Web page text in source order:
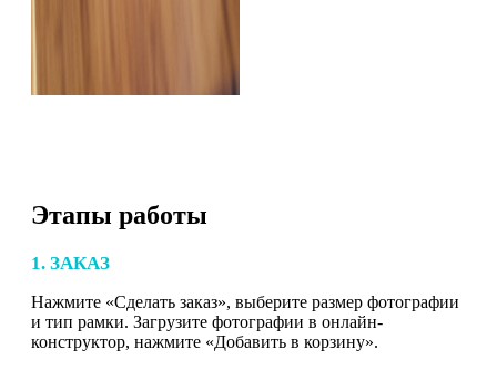
Этапы работы
1. ЗАКАЗ
Нажмите «Сделать заказ», выберите размер фотографии
и тип рамки. Загрузите фотографии в онлайн-
конструктор, нажмите «Добавить в корзину».